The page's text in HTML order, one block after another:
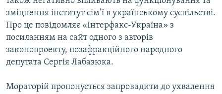
зміцнення інститут сім’ї в українському суспільстві.
Про це повідомляє «Інтерфакс-Україна» з
посиланням на сайт одного з авторів
законопроекту, позафракційного народного
депутата Сергія Лабазюка.
Мораторій пропонується запровадити до ухвалення